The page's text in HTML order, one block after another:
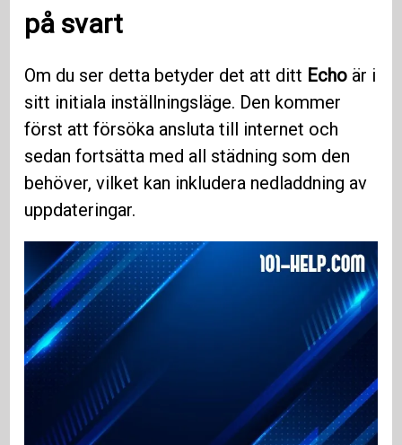
på svart
Om du ser detta betyder det att ditt Echo är i
sitt initiala inställningsläge. Den kommer
först att försöka ansluta till internet och
sedan fortsätta med all städning som den
behöver, vilket kan inkludera nedladdning av
uppdateringar.